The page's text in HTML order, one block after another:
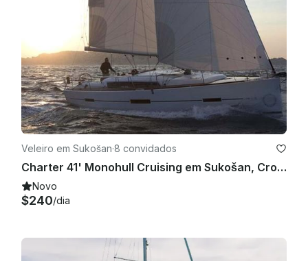
Veleiro em Sukošan·8 convidados
Charter 41' Monohull Cruising em Sukošan, Croácia
Novo
$240/dia